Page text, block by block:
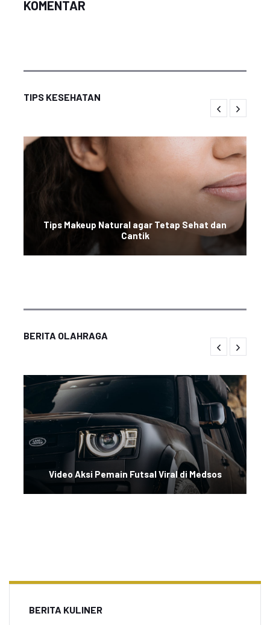
KOMENTAR
TIPS KESEHATAN
Tips Makeup Natural agar Tetap Sehat dan
Cantik
BERITA OLAHRAGA
Video Aksi Pemain Futsal Viral di Medsos
BERITA KULINER